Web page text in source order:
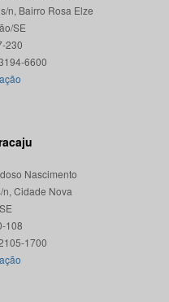
n, Bairro Rosa Elze
SE
230
Nascimento
Cidade Nova
108